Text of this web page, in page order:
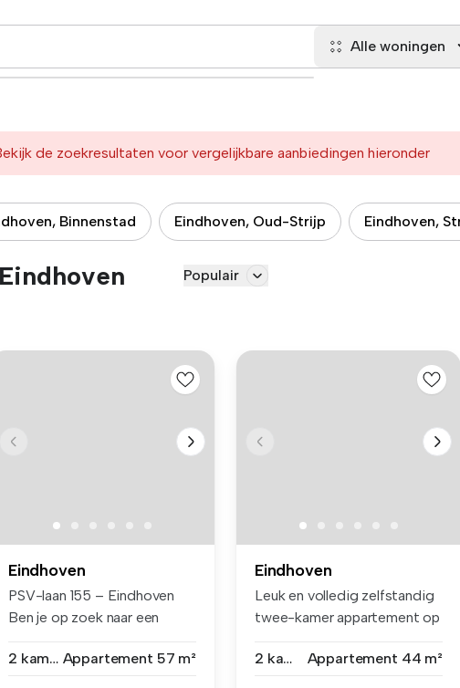
Alle woningen
de zoekresultaten voor vergelijkbare aanbiedingen hieronder
Binnenstad Eindhoven, Oud-Strijp Eindhoven,
Populair
Eindhoven
PSV-laan 155 – Eindhoven
Ben je op zoek naar een
2 kamers Appartement 57 m²
Eindhoven
Leuk en volledig zelfstandig
twee-kamer appartement op
2 kamers
Appartement 44 m²